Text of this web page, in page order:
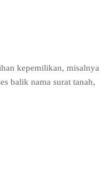
kepemilikan, misalnya
balik nama surat tanah,